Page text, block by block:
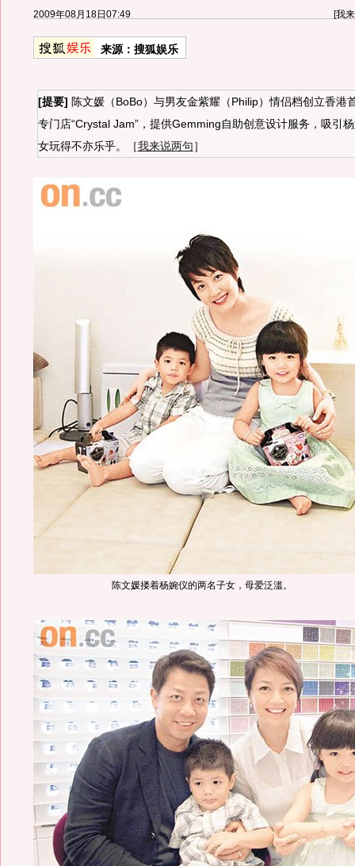
2009年08月18日07:49 [我
来源： 搜狐娱乐
[提要] 陈文媛（BoBo）与男友金紫耀（Philip）情侣档创立香港
专门店“Crystal Jam”，提供Gemming自助创意设计服务，吸引
女玩得不亦乐乎。［我来说两句］
陈文媛搂着杨婉仪的两名子女，母爱泛滥。